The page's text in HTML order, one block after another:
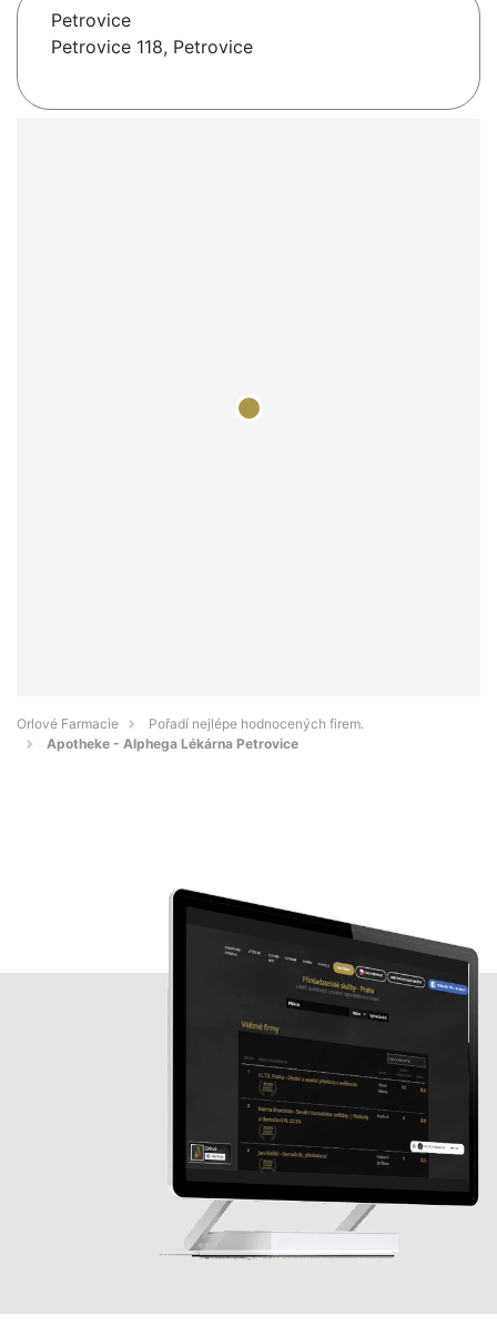
Petrovice
Petrovice 118, Petrovice
Orlové Farmacie
Pořadí nejlépe hodnocených firem.
Apotheke - Alphega Lékárna Petrovice